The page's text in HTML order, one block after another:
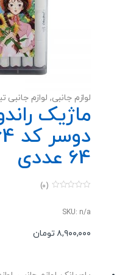
لوازم جانبی, لوازم جانبی
ماژیک
64 عددی
u
f
(0)
SKU: n/a
۸,۹۰۰,۰۰۰ تومان